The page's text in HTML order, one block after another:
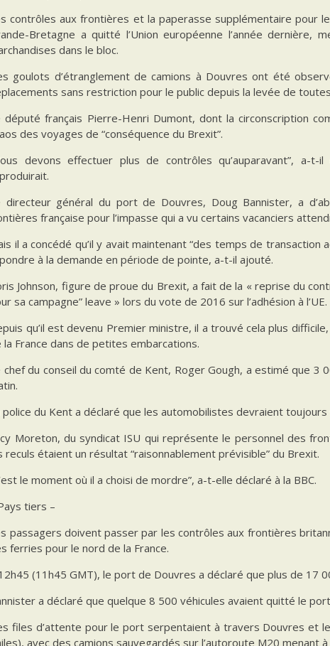
contrôles aux frontières et la paperasse supplémentaire pour
Bretagne a quitté l’Union européenne l’année
dans le bloc.
goulots d’étranglement de camions à Douvres ont été
sans restriction pour le public depuis la levée de
député français Pierre-Henri Dumont, dont la circonscription
des voyages de “conséquence du Brexit”.
devons effectuer plus de contrôles qu’auparavant”, a-
directeur général du port de Douvres, Doug Bannister, a
française pour l’impasse qui a vu certains vacanciers
il a concédé qu’il y avait maintenant “des temps de
à la demande en période de pointe, a-t-il ajouté.
Johnson, figure de proue du Brexit, a fait de la « reprise du
sa campagne” leave » lors du vote de 2016 sur l’adhésion à l’UE.
qu’il est devenu Premier ministre, il a trouvé cela plus
la France dans de petites embarcations.
chef du conseil du comté de Kent, Roger Gough, a estimé que
police du Kent a déclaré que les automobilistes devraient
Moreton, du syndicat ISU qui représente le personnel des
reculs étaient un résultat “raisonnablement prévisible” du Brexit.
le moment où il a choisi de mordre”, a-t-elle déclaré à la BBC.
tiers –
passagers doivent passer par les contrôles aux frontières
ferries pour le nord de la France.
(11h45 GMT), le port de Douvres a déclaré que plus de 17
a déclaré que quelque 8 500 véhicules avaient quitté le
files d’attente pour le port serpentaient à travers Douvres et
avec des camions sauvegardés sur l’autoroute M20 menant à